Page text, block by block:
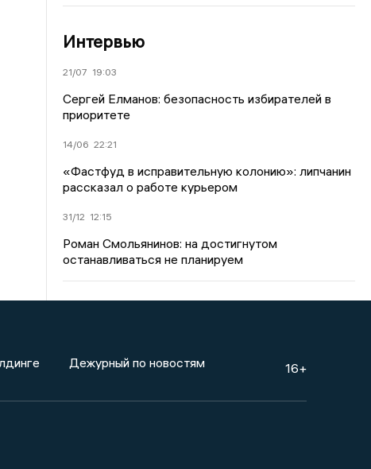
Интервью
21/07 19:03
Сергей Елманов: безопасность избирателей в
приоритете
14/06 22:21
«Фастфуд в исправительную колонию»: липчанин
рассказал о работе курьером
31/12 12:15
Роман Смольянинов: на достигнутом
останавливаться не планируем
Дежурный по новостям 16+